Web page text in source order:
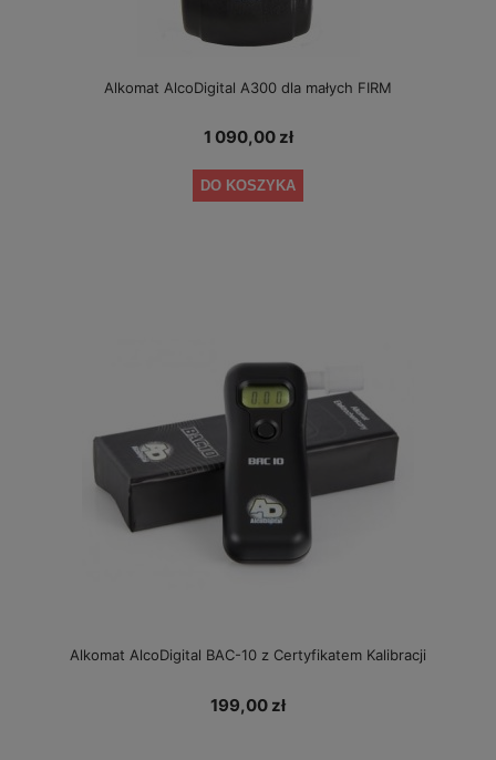
Alkomat AlcoDigital A300 dla małych FIRM
1 090,00 zł
DO KOSZYKA
Alkomat AlcoDigital BAC-10 z Certyfikatem Kalibracji
199,00 zł